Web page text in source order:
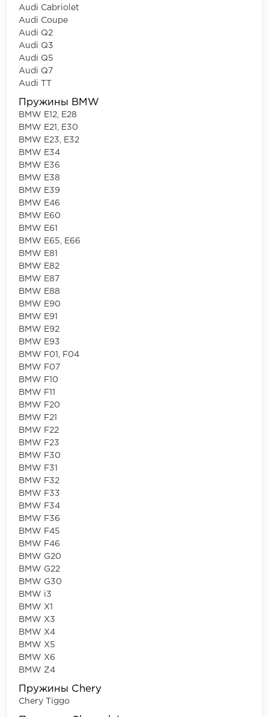
Audi Cabriolet
Audi Coupe
Audi Q2
Audi Q3
Audi Q5
Audi Q7
Audi TT
Пружины BMW
BMW E12, E28
BMW E21, E30
BMW E23, E32
BMW E34
BMW E36
BMW E38
BMW E39
BMW E46
BMW E60
BMW E61
BMW E65, E66
BMW E81
BMW E82
BMW E87
BMW E88
BMW E90
BMW E91
BMW E92
BMW E93
BMW F01, F04
BMW F07
BMW F10
BMW F11
BMW F20
BMW F21
BMW F22
BMW F23
BMW F30
BMW F31
BMW F32
BMW F33
BMW F34
BMW F36
BMW F45
BMW F46
BMW G20
BMW G22
BMW G30
BMW i3
BMW X1
BMW X3
BMW X4
BMW X5
BMW X6
BMW Z4
Пружины Chery
Chery Tiggo